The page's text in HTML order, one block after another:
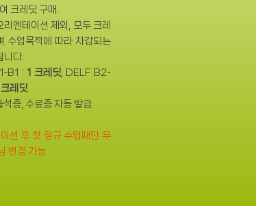
크레딧 구매.
엔테이션 제외, 모두 크레
수업목적에 따라 차감되는
니다.
B1 :1 크레딧, DELF B2-
레딧
석증, 수료증 자동 발급
션 후 첫 정규 수업때만 무
변경 가능